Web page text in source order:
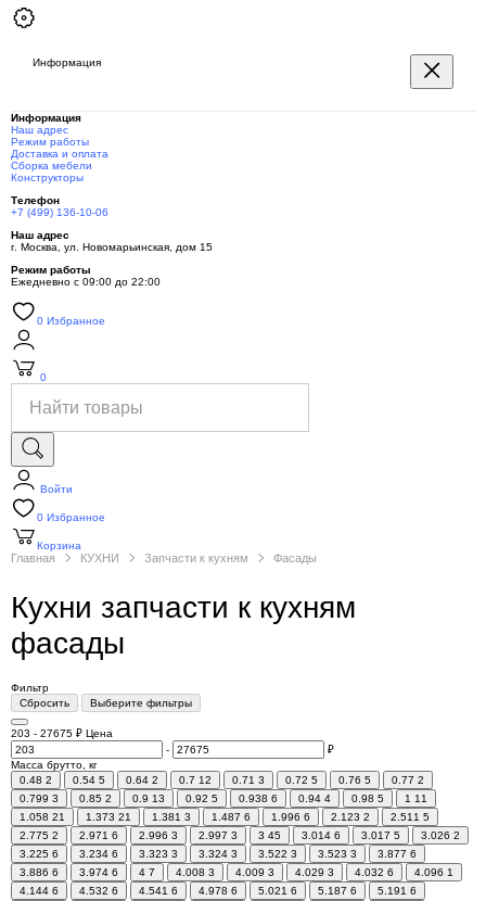
Информация
Информация
Наш адрес
Режим работы
Доставка и оплата
Сборка мебели
Конструкторы
Телефон
+7 (499) 136-10-06
Наш адрес
г. Москва, ул. Новомарьинская, дом 15
Режим работы
Ежедневно с 09:00 до 22:00
0 Избранное
0
Войти
0 Избранное
Корзина
Главная КУХНИ Запчасти к кухням Фасады
Кухни запчасти к кухням
фасады
Фильтр
Сбросить
Выберите фильтры
203 - 27675 ₽ Цена
-
₽
Масса брутто, кг
0.48 2 0.54 5 0.64 2 0.7 12 0.71 3 0.72 5 0.76 5 0.77 2
0.799 3 0.85 2 0.9 13 0.92 5 0.938 6 0.94 4 0.98 5 1 11
1.058 21 1.373 21 1.381 3 1.487 6 1.996 6 2.123 2 2.511 5
2.775 2 2.971 6 2.996 3 2.997 3 3 45 3.014 6 3.017 5 3.026 2
3.225 6 3.234 6 3.323 3 3.324 3 3.522 3 3.523 3 3.877 6
3.886 6 3.974 6 4 7 4.008 3 4.009 3 4.029 3 4.032 6 4.096 1
4.144 6 4.532 6 4.541 6 4.978 6 5.021 6 5.187 6 5.191 6